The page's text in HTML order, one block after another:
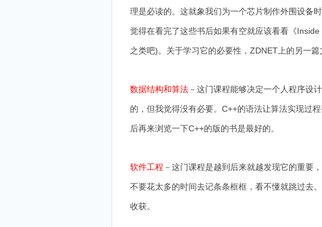
理是必读的。这就象我们为一个芯片制作外围设备
觉得在看完了这些书后如果有空就应该看看《
之类吧)。关于学习它的必要性，ZDNET上的另一
数据结构和算法 －这门课程能够决定一个人程序设
的，但我觉得没有必要。C++的语法让算法实现过
后再来浏览一下C++的版的书是最好的。
软件工程 －这门课程是越到后来就越发现它的重要
不要花太多的时间去记条条框框，看不懂就跳过去
收获。